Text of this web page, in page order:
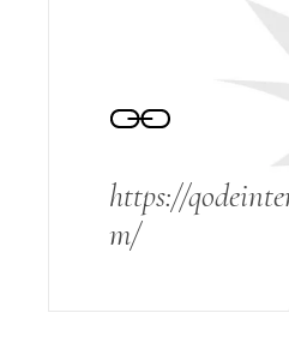
https://
m/